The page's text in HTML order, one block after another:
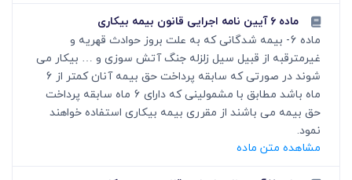
ماده ۶ آیین نامه اجرایی قانون بیمه بیکاری
ماده 6- بیمه شدگانی که به علت بروز حوادث قهریه و
غیرمترقبه از قبیل سیل زلزله جنگ آتش سوزی و … بیکار می
شوند در صورتی که سابقه پرداخت حق بیمه آنان کمتر از 6
ماه باشد مطابق با مشمولینی که دارای 6 ماه سابقه پرداخت
حق بیمه می باشند از مقرری بیمه بیکاری استفاده خواهند
نمود.
مشاهده متن ماده